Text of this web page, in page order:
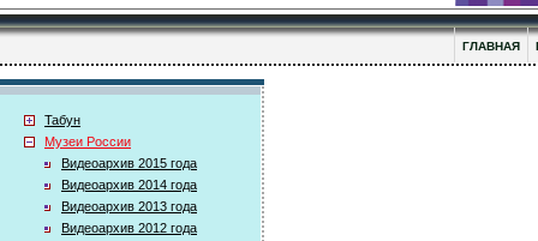
ГЛАВНАЯ
Табун
Музеи России
Видеоархив 2015 года
Видеоархив 2014 года
Видеоархив 2013 года
Видеоархив 2012 года